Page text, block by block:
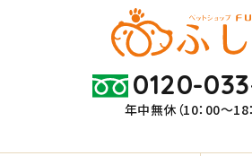
0120-
年中無休（10：00～18